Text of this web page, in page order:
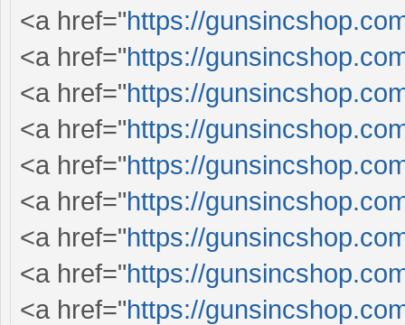
<a href="https://
<a href="https://
<a href="https://
<a href="https://
<a href="https://
<a href="https://
<a href="https://
<a href="https://
<a href="https://